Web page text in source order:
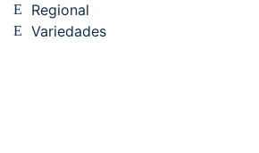
Regional
Variedades